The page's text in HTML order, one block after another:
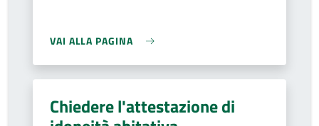
VAI ALLA PAGINA
Chiedere l'attestazione di